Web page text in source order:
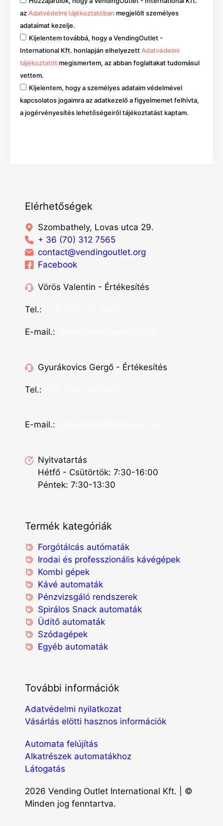
azAdatvédelmi tájékoztatóban megjelölt személyes
adataimat kezelje.
Kijelentem továbbá, hogy a VendingOutlet -
International Kft. honlapján elhelyezettAdatvédelmi
tájékoztatót megismertem, az abban foglaltakat tudomásul
vettem.
Kijelentem, hogy a személyes adataim védelmével
kapcsolatos jogaimra az adatkezelő a figyelmemet felhívta,
a jogérvényesítés lehetőségeiről tájékoztatást kaptam.
Elérhetőségek
Szombathely, Lovas utca 29.
+ 36 (70) 312 7565
contact@vendingoutlet.org
Facebook
Vörös Valentin - Értékesítés
Tel.:
E-mail.:
Gyurákovics Gergő - Értékesítés
Tel.:
E-mail.:
Nyitvatartás
Hétfő - Csütörtök: 7:30-16:00
Péntek: 7:30-13:30
Termék kategóriák
Forgótálcás autómaták
Irodai és professzionális kávégépek
Kombi gépek
Kávé automaták
Pénzvizsgáló rendszerek
Spirálos Snack automaták
Üdítő automaták
Szódagépek
Egyéb automaták
További információk
Adatvédelmi nyilatkozat
Vásárlás elötti hasznos információk
Automata felújítás
Alkatrészek automatákhoz
Látogatás
2026 Vending Outlet International Kft. | ©
Minden jog fenntartva.